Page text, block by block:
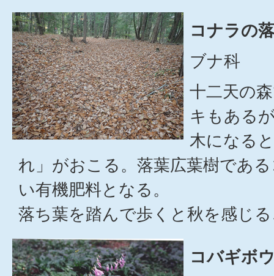
コナラの
ブナ科
十二天の
キもある
木になる
れ」がおこる。落葉広葉樹であ
い有機肥料となる。
落ち葉を踏んで歩くと秋を感じ
コバギボ